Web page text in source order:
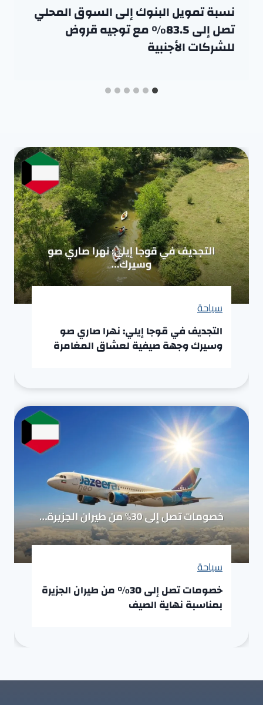
نسبة تمويل البنوك إلى السوق المحلي
تصل إلى 83.5% مع توجيه قروض
للشركات الأجنبية
سياحة
التجديف في قوجا إيلي: نهرا صاري صو
وسيرك وجهة صيفية لعشاق المغامرة
سياحة
خصومات تصل إلى 30% من طيران الجزيرة
بمناسبة نهاية الصيف